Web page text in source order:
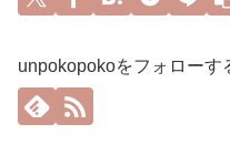
unpokopokoをフォローす